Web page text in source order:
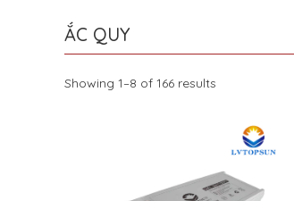
ẮC QUY
Showing 1–8 of 166 results